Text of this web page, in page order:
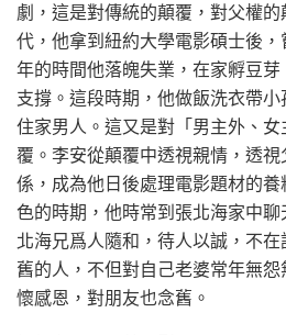
劇，這是對傳統的顛覆，對父權
代，他拿到紐約大學電影碩士後
年的時間他落魄失業，在家孵豆
支撐。這段時期，他做飯洗衣帶
住家男人。這又是對「男主外、
覆。李安從顛覆中透視親情，透
係，成為他日後處理電影題材的
色的時期，他時常到張北海家中聊
北海兄爲人隨和，待人以誠，不
舊的人，不但對自己老婆常年無
懷感恩，對朋友也念舊。